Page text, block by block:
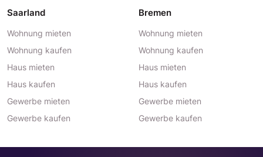
Saarland
Wohnung mieten
Wohnung kaufen
Haus mieten
Haus kaufen
Gewerbe mieten
Gewerbe kaufen
Bremen
Wohnung mieten
Wohnung kaufen
Haus mieten
Haus kaufen
Gewerbe mieten
Gewerbe kaufen